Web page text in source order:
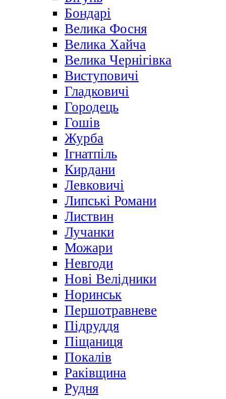
Бондарі
Велика Фосня
Велика Хайча
Велика Чернігівка
Виступовичі
Гладковичі
Городець
Гошів
Журба
Ігнатпіль
Кирдани
Левковичі
Липські Романи
Листвин
Лучанки
Можари
Невгоди
Нові Велідники
Норинськ
Першотравневе
Підруддя
Піщаниця
Покалів
Раківщина
Рудня